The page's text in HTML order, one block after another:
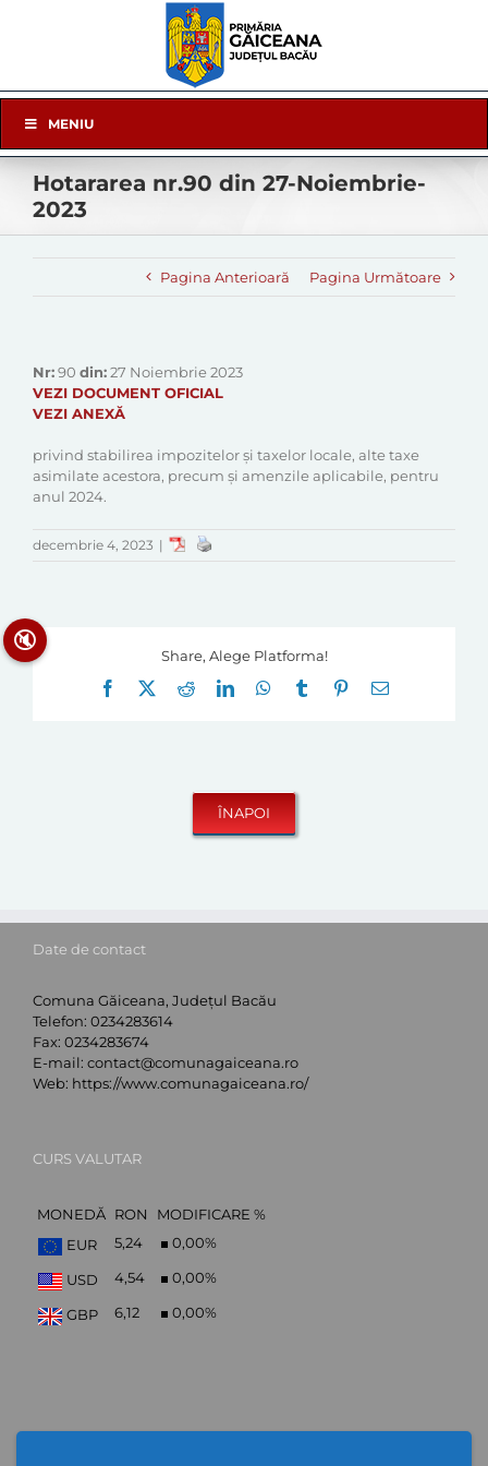
Navigation
MENIU
Hotararea nr.90 din 27-Noiembrie-
2023
Pagina Anterioară Pagina Următoare
Nr:90 din:27 Noiembrie 2023
VEZI DOCUMENT OFICIAL
VEZI ANEXĂ
privind stabilirea impozitelor și taxelor locale, alte taxe
asimilate acestora, precum și amenzile aplicabile, pentru
anul 2024.
decembrie 4, 2023 |
Share, Alege Platforma!
Facebook
RedditLinkedInWhatsApp
Tumblr Pinterest
E-
Date de contact
Comuna Găiceana, Județul Bacău
Telefon: 0234283614
Fax: 0234283674
E-mail: contact@comunagaiceana.ro
Web: https://www.comunagaiceana.ro/
CURS VALUTAR
MONEDĂ RON
MODIFICARE %
EUR
5,24 0,00%
USD 4,54 0,00%
GBP 6,12 0,00%
🔇